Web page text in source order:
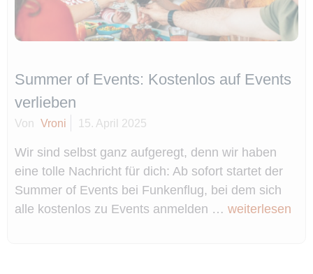
Summer of Events: Kostenlos auf Events
verlieben
Von Vroni 15. April 2025
Wir sind selbst ganz aufgeregt, denn wir haben
eine tolle Nachricht für dich: Ab sofort startet der
Summer of Events bei Funkenflug, bei dem sich
alle kostenlos zu Events anmelden … weiterlesen